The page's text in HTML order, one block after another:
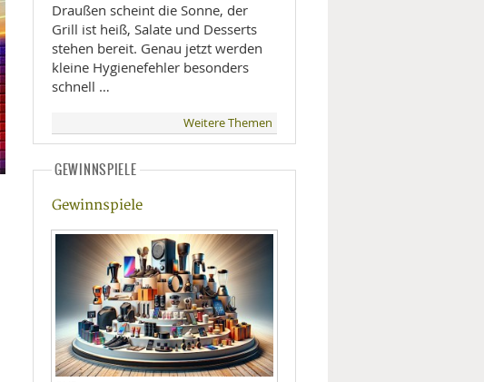
MOBILITÄT
Draußen scheint die Sonne, der
Grill ist heiß, Salate und Desserts
stehen bereit. Genau jetzt werden
kleine Hygienefehler besonders
schnell …
Weitere Themen
GEWINNSPIELE
Gewinnspiele